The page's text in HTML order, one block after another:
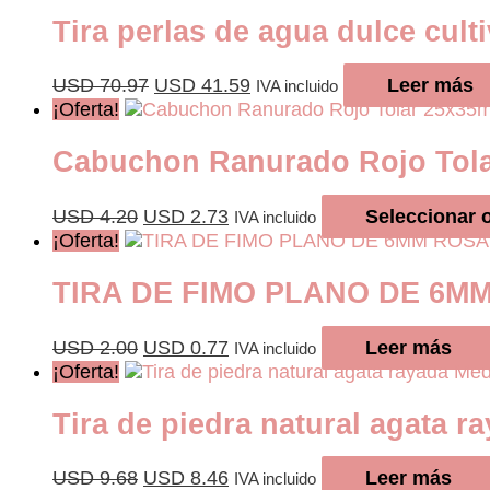
Tira perlas de agua dulce
USD70.97 El
precio
era:
USD 70.97.
USD 41.59El
precio
es:
USD 41.59.
IVA incluido
Leer más
¡Oferta!
Cabuchon Ranurado Rojo
USD4.20 El
precio
era:
USD 4.20.
USD 2.73El
precio
es:
USD 2.73.
IVA incluido Seleccionar
¡Oferta!
TIRA DE FIMO PLANO DE
USD2.00 El
precio
era:
USD 2.00.
USD 0.77 El
precio
es:
USD 0.77.
IVA incluido
Leer más
¡Oferta!
Tira de piedra natural agata
USD9.68 El
USD 8.46ElIVA incluido Leer más